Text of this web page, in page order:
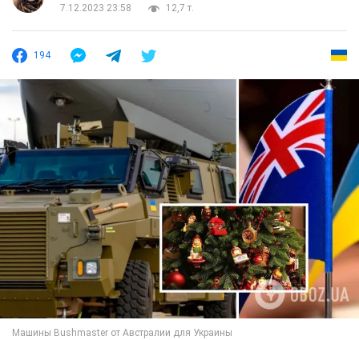
7.12.2023 23:58
12,7 т.
194